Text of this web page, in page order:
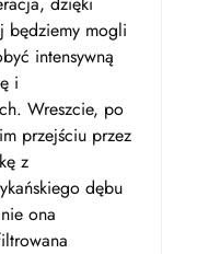
będziemy mogli
intensywną
i
Wreszcie, po
przejściu przez
z
dębu
ona